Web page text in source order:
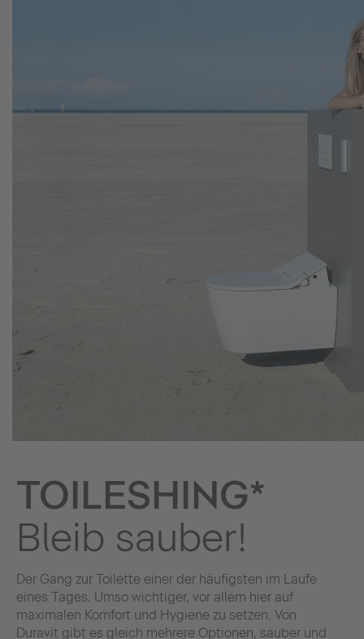
TOILESHING*
Bleib sauber!
Der Gang zur Toilette einer der häufigsten im Laufe
eines Tages. Umso wichtiger, vor allem hier auf
maximalen Komfort und Hygiene zu setzen. Von
Duravit gibt es gleich mehrere Optionen, sauber und